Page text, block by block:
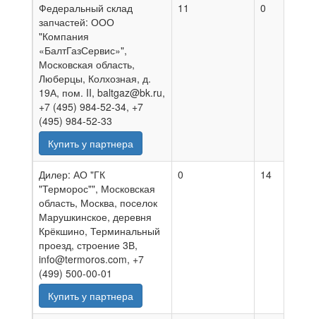
Федеральный склад
запчастей: ООО
"Компания
«БалтГазСервис»",
Московская область,
Люберцы, Колхозная, д.
19А, пом. II, baltgaz@bk.ru,
+7 (495) 984-52-34, +7
(495) 984-52-33
Купить у партнера
11 0
Дилер: АО "ГК
"Терморос"", Московская
область, Москва, поселок
Марушкинское, деревня
Крёкшино, Терминальный
проезд, строение 3В,
info@termoros.com, +7
(499) 500-00-01
Купить у партнера
0 14